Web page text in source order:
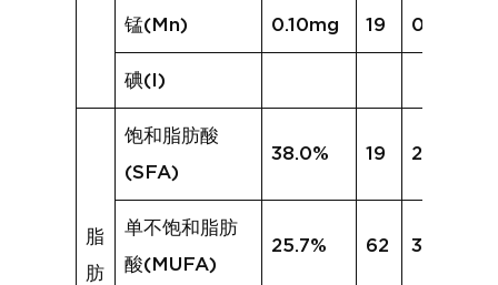
锰(Mn) 0.10mg 19 0.19mg
碘(I)
脂
肪
饱和脂肪酸
(SFA)
38.0% 19 27.0%
单不饱和脂肪
酸(MUFA)
25.7% 62 30.1%